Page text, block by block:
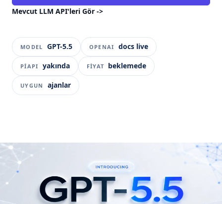
Mevcut LLM API'leri Gör ->
MODEL GPT-5.5 OPENAI docs live
PIAPI yakında FIYAT beklemede
UYGUN ajanlar